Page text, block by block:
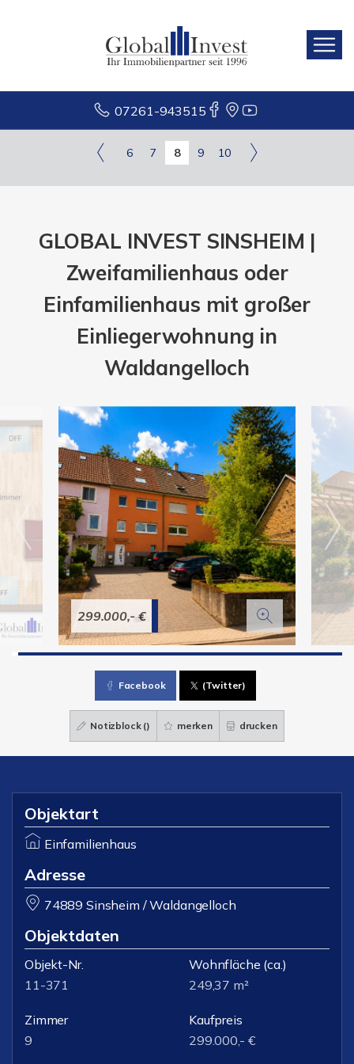
07261-943515
6 7 8 9 10
GLOBAL INVEST SINSHEIM |
Zweifamilienhaus oder
Einfamilienhaus mit großer
Einliegerwohnung in
Waldangelloch
299.000,- €
Facebook (Twitter)
Notizblock () merken drucken
Objektart
Einfamilienhaus
Adresse
74889 Sinsheim / Waldangelloch
Objektdaten
Objekt-Nr.
11-371
Wohnfläche (ca.)
249,37 m²
Zimmer
9
Kaufpreis
299.000,- €